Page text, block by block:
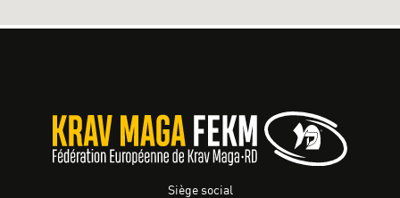
Siège social